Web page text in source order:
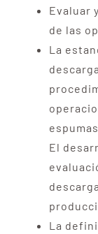
Evaluar
de las
La
El
La